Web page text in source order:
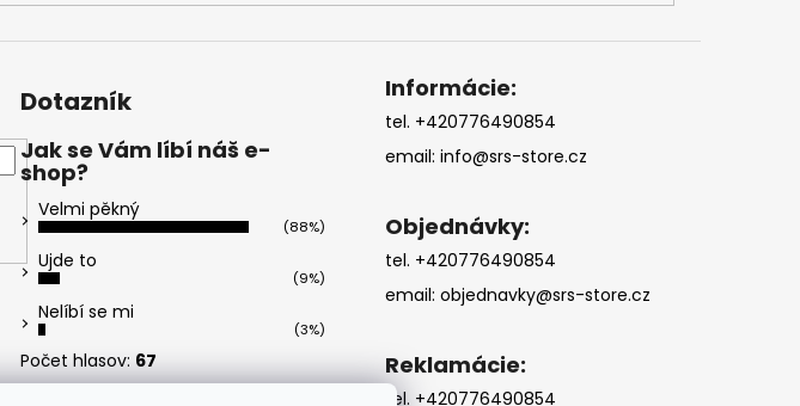
Dotazník
Jak se Vám líbí náš e-
shop?
Velmi pěkný
(88%)
Ujde to
(9%)
Nelíbí se mi
(3%)
Počet hlasov: 67
Informácie:
tel. +420776490854
email: info@srs-store.cz
Objednávky:
tel. +420776490854
email: objednavky@srs-store.cz
Reklamácie:
tel. +420776490854